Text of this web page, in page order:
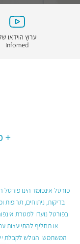
ערוץ הוידאו
Infomed
פורטל אינפומד הינו
בדיקות, ניתוחים, תרופות
בפורטל נועדו למטרת
או תחליף להתייעצות
המשתמש והגולש לקבלת